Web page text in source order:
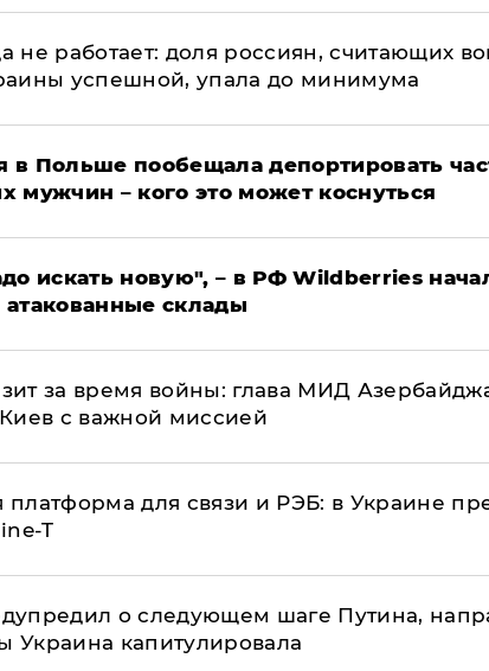
не работает: доля россиян, считающих
успешной, упала до минимума
в Польше пообещала депортировать
мужчин – кого это может коснуться
искать новую", – в РФ Wildberries
атакованные склады
за время войны: глава МИД
с важной миссией
платформа для связи и РЭБ: в Украине
T
о следующем шаге Путина,
Украина капитулировала